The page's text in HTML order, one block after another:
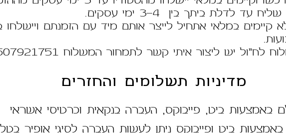
עד לדלת ביתך בין 3-4 ימי עסקים.
קיימים במלאי אתחיל לייצר אותם מיד עם הזמנתם ויישלחו
לח"ול יש ליצור איתי קשר לתמחור המשלוח 0507921751.
מדיניות תשלומים והחזרים
באמצעות ביט, פייבוקס, העברה בנקאית וכרטיסי אשראי
ביט ופייבוקס ניתן לעשות העברה לסיגי אופיר